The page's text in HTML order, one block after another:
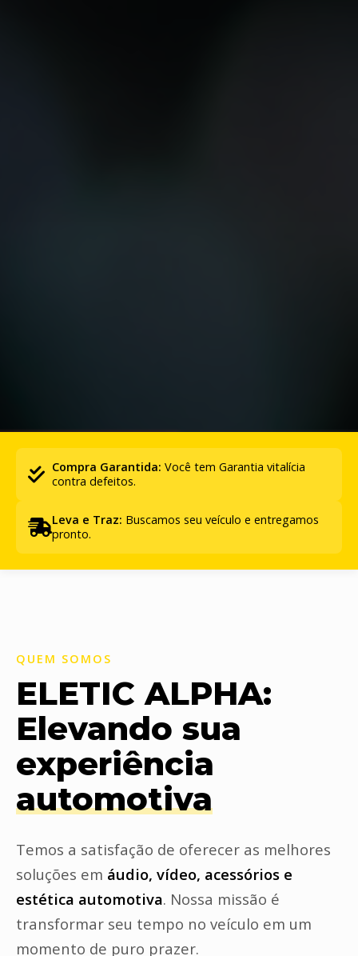
Compra Garantida: Você tem Garantia vitalícia
contra defeitos.
Leva e Traz: Buscamos seu veículo e entregamos
pronto.
QUEM SOMOS
ELETIC ALPHA:
Elevando sua
experiência
automotiva
Temos a satisfação de oferecer as melhores
soluções em áudio, vídeo, acessórios e
estética automotiva. Nossa missão é
transformar seu tempo no veículo em um
momento de puro prazer.